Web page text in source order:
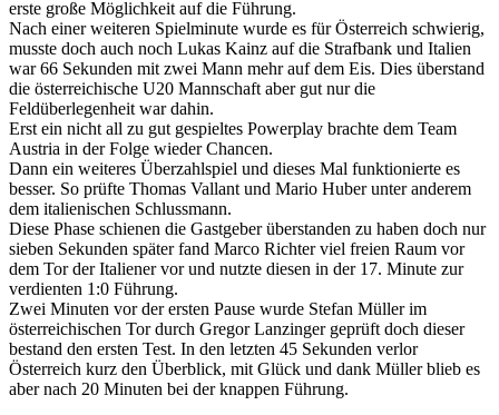
erste große Möglichkeit auf die Führung.
Nach einer weiteren Spielminute wurde es für Österreich schwierig,
musste doch auch noch Lukas Kainz auf die Strafbank und Italien
war 66 Sekunden mit zwei Mann mehr auf dem Eis. Dies überstand
die österreichische U20 Mannschaft aber gut nur die
Feldüberlegenheit war dahin.
Erst ein nicht all zu gut gespieltes Powerplay brachte dem Team
Austria in der Folge wieder Chancen.
Dann ein weiteres Überzahlspiel und dieses Mal funktionierte es
besser. So prüfte Thomas Vallant und Mario Huber unter anderem
dem italienischen Schlussmann.
Diese Phase schienen die Gastgeber überstanden zu haben doch nur
sieben Sekunden später fand Marco Richter viel freien Raum vor
dem Tor der Italiener vor und nutzte diesen in der 17. Minute zur
verdienten 1:0 Führung.
Zwei Minuten vor der ersten Pause wurde Stefan Müller im
österreichischen Tor durch Gregor Lanzinger geprüft doch dieser
bestand den ersten Test. In den letzten 45 Sekunden verlor
Österreich kurz den Überblick, mit Glück und dank Müller blieb es
aber nach 20 Minuten bei der knappen Führung.